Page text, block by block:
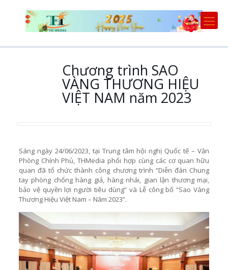
Chương trình SAO
VÀNG THƯƠNG HIỆU
VIỆT NAM năm 2023
Sáng ngày 24/06/2023, tại Trung tâm hội nghị Quốc tế – Văn
Phòng Chính Phủ, THMedia phối hợp cùng các cơ quan hữu
quan đã tổ chức thành công chương trình “Diễn đàn Chung
tay phòng chống hàng giả, hàng nhái, gian lận thương mại,
bảo vệ quyền lợi người tiêu dùng” và Lễ công bố “Sao Vàng
Thương Hiệu Việt Nam – Năm 2023”.